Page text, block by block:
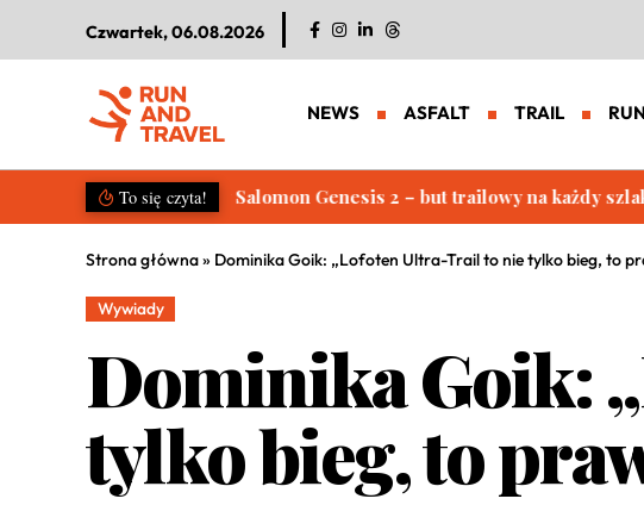
Czwartek, 06.08.2026
NEWS ASFALT TRAIL
To się czyta! Salomon S/LAB Genesis 2. Nowa generacja
Strona główna» Dominika Goik: „Lofoten Ultra-Trail to nie tylko bieg, to
Wywiady
Dominika Goik:
tylko bieg, to